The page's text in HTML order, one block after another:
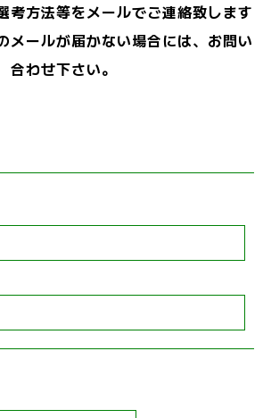
考方法等をメールでご連絡致します
メールが届かない場合には、お問い
合わせ下さい。